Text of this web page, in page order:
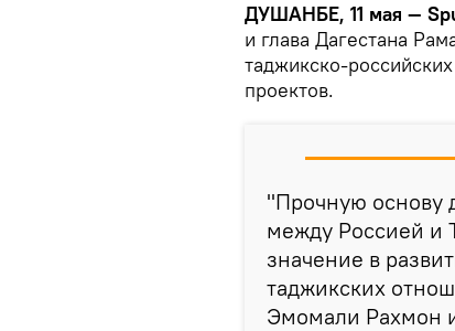
ДУШАНБЕ, 11 мая —
и глава Дагестана
таджикско-
проектов.
"Прочную основу
между Россией и
значение в
таджикских
Эмомали Рахмон